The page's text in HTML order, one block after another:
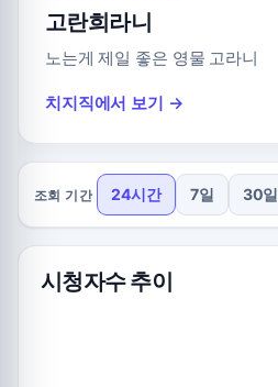
고란희라니
노는게 제일 좋은 영물 고라니
치지직에서 보기 →
조회 기간 24시간 7일 30일
시청자수 추이